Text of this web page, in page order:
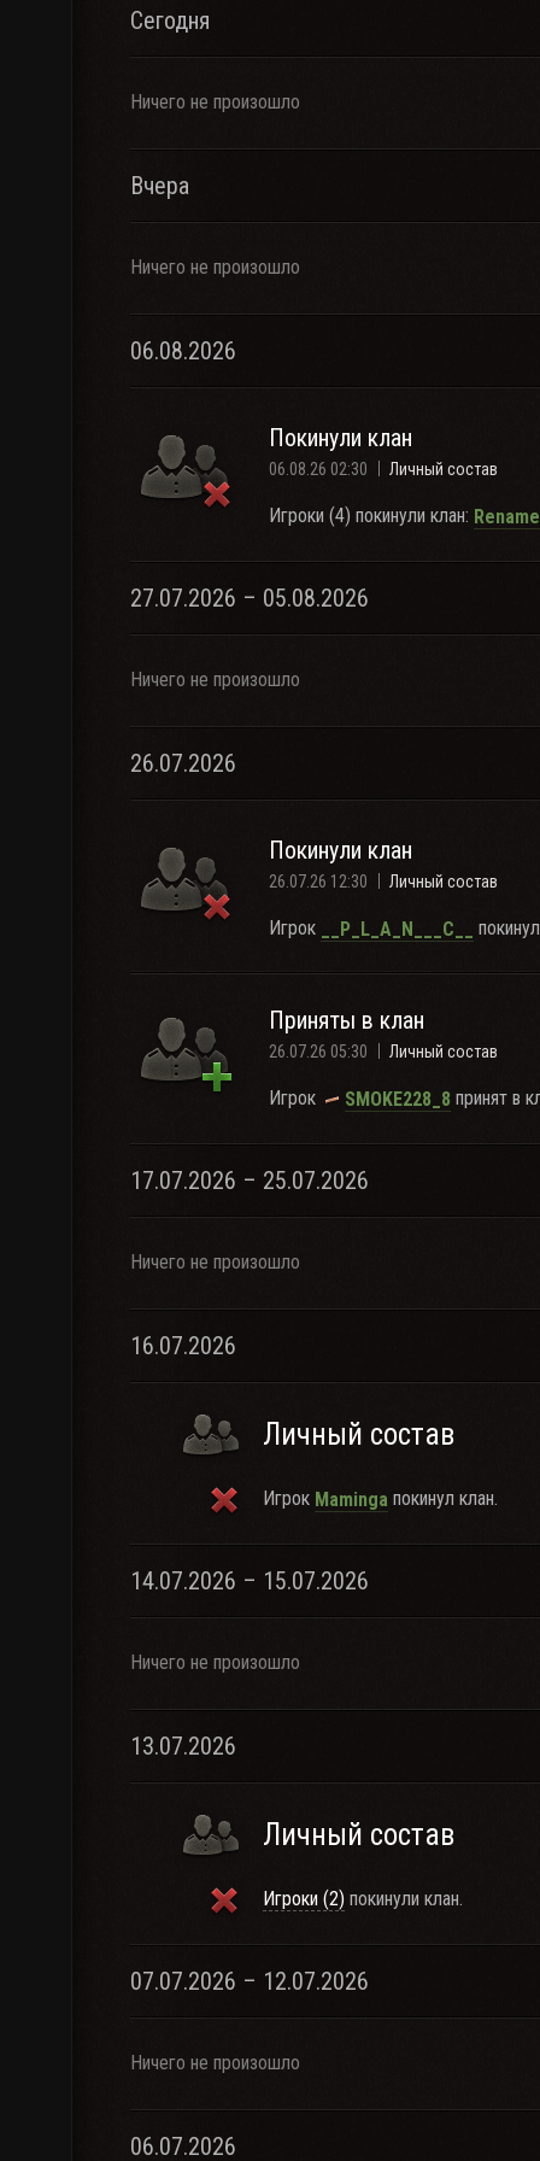
Сегодня
Ничего не произошло
Вчера
Ничего не произошло
06.08.2026
Покинули клан
06.08.26 02:30 Личный состав
Игроки (4) покинули клан:
27.07.2026 – 05.08.2026
Ничего не произошло
26.07.2026
Покинули клан
26.07.26 12:30 Личный состав
Игрок __P_L_A_N___C__
Приняты в клан
26.07.26 05:30 Личный состав
Игрок SMOKE228_8 принят в
17.07.2026 – 25.07.2026
Ничего не произошло
16.07.2026
Личный состав
Игрок Maminga покинул клан.
14.07.2026 – 15.07.2026
Ничего не произошло
13.07.2026
Личный состав
Игроки (2) покинули клан.
07.07.2026 – 12.07.2026
Ничего не произошло
06.07.2026